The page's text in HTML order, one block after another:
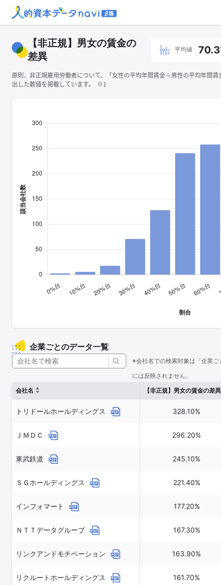
【非正規】男女の賃金の
差異
平均値
原則、非正規雇用労働者について、「女性の平均年間賃金÷男性の平均年間
出した数値を掲載しています。 ※1
企業ごとのデータ一覧
※会社名での検索対象は「企業
には反映されません。
会社名
【非正規】男女の賃金の差異
トリドールホールディングス 328.10%
ＪＭＤＣ 296.20%
東武鉄道 245.10%
ＳＧホールディングス 221.40%
インフォマート 177.20%
ＮＴＴデータグループ 167.30%
リンクアンドモチベーション 163.90%
リクルートホールディングス 161.70%